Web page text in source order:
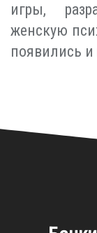
игры,
женскую
появились и